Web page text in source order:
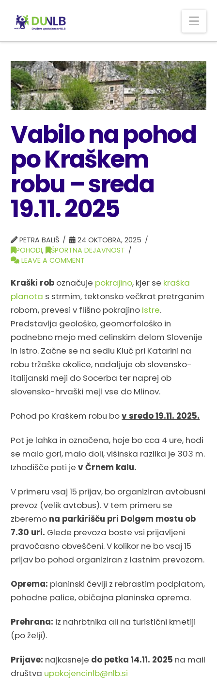
Vabilo na pohod
po Kraškem
robu – sreda
19.11. 2025
PETRA BALIŠ
24 OKTOBRA, 2025
POHODI, ŠPORTNA DEJAVNOST
LEAVE A COMMENT
Kraški rob označuje pokrajino, kjer se kraška
planota s strmim, tektonsko večkrat pretrganim
robom, prevesi v flišno pokrajino Istre.
Predstavlja geološko, geomorfološko in
podnebno mejo med celinskim delom Slovenije
in Istro. Začne se na sedlu Kluč pri Katarini na
robu tržaške okolice, nadaljuje ob slovensko-
italijanski meji do Socerba ter naprej ob
slovensko-hrvaški meji vse do Mlinov.
Pohod po Kraškem robu bov sredo 19.11. 2025.
Pot je lahka in označena, hoje bo cca 4 ure, hodi
se malo gori, malo doli, višinska razlika je 303 m.
Izhodišče poti jev Črnem kalu.
V primeru vsaj 15 prijav, bo organiziran avtobusni
prevoz (velik avtobus). V tem primeru se
zberemo na parkirišču pri Dolgem mostu ob
7.30 uri. Glede prevoza boste vsi prijavljeni
pravočasno obveščeni. V kolikor ne bo vsaj 15
prijav bo pohod organiziran z lastnim prevozom.
Oprema: planinski čevlji z rebrastim podplatom,
pohodne palice, običajna planinska oprema.
Prehrana: iz nahrbtnika ali na turistični kmetiji
(po želji).
Prijave: najkasneje do petka 14.11. 2025 na mail
društva upokojencinlb@nlb.si